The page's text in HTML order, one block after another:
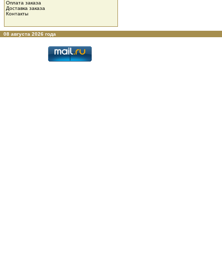
Оплата заказа
Доставка заказа
Контакты
08 августа 2026 года